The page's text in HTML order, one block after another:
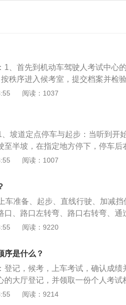
1、首先到机动车驾驶人考试中心
秩序进入候考室，提交档案并检
屏上的个人姓名、身份证号、车
考员也会点名要求上车考试。4
合格的，直接开回出发点，免费补
最后，成绩合格的，需要到考试
的，至少在10天后重新约考科目
阅读：1037
坡道定点停车与起步：当听到开
至半坡，在指定地方停下，停车后
路边缘线、车头在最前方黄线内即
，车轮不轧碰道路边线以及库位
的语音响起后，将车挂到二档以上
轮在单边桥上驶过，只要中途不
4、曲线行驶：开始曲线行驶的语
程中保持平稳，行驶、转向的过
线驾驶车辆，然后向左或向右进行
得停车、不能轧碰道路边线；6、
在不擦碰悬杆的情况下，以10千米
随后两进两退移库至甲库停正再
阅读：1007
车准备、起步、直线行驶、加减
口、路口左转弯、路口右转弯、通
、会车、超车掉头、夜间行驶。
常识考试科目的简称。不同的准驾
科目三道路驾驶技能考试的各有五
补考一次。不参加补考或者补考仍
阅读：9220
序是什么？
登记，候考，上车考试，确认成绩
的大厅登记，并领取一份个人考试
验个人身份。候考期间，学员可
阅读：9214